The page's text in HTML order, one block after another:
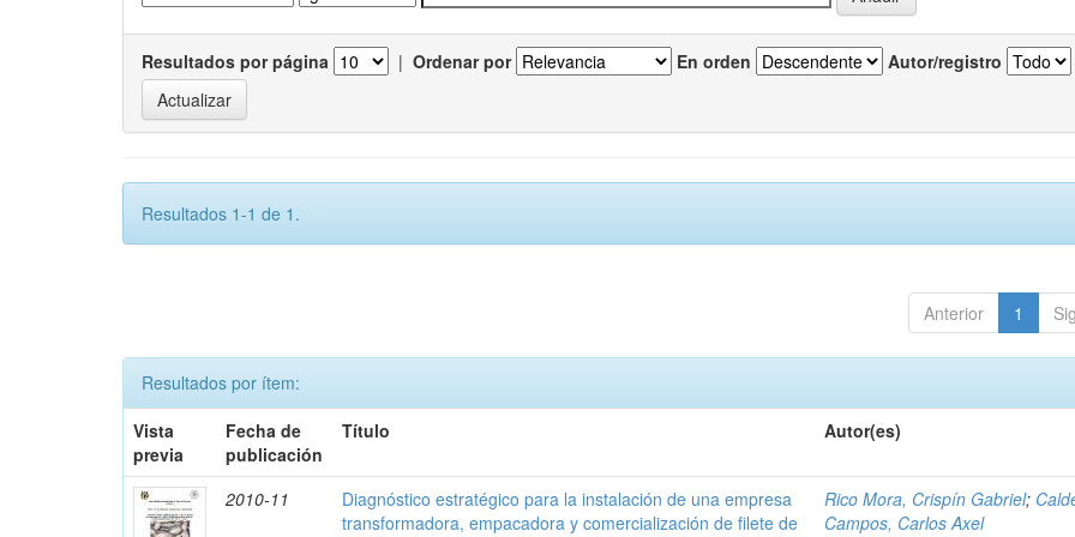
Resultados por página | Ordenar por En orden Autor/registro
Resultados 1-1 de 1.
Anterior 1
Resultados por ítem:
Vista
previa
Fecha de
publicación
Título Autor(es)
2010-11
Diagnóstico estratégico para la instalación de una empresa
transformadora, empacadora y comercialización de filete de
Rico Mora, Crispín Gabriel;
Campos, Carlos Axel